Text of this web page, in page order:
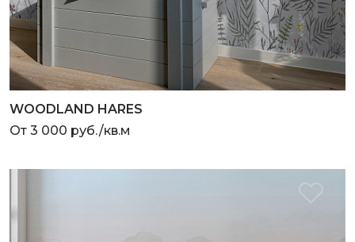
WOODLAND HARES
От 3 000 руб./кв.м